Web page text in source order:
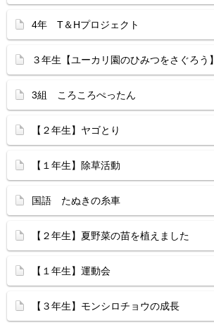
4年 T＆Hプロジェクト
３年生【ユーカリ園のひみつをさぐろう】
3組 ころころぺったん
【２年生】ヤゴとり
【１年生】除草活動
国語 たぬきの糸車
【２年生】夏野菜の苗を植えました
【１年生】運動会
【３年生】モンシロチョウの成長